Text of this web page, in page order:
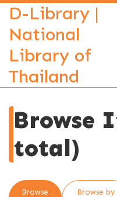
D-Library |
National
Library of
Thailand
Browse
total)
Browse
Browse by